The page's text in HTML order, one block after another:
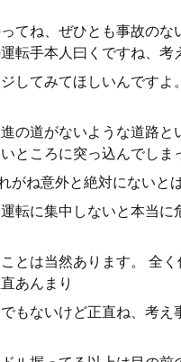
てね、ぜひとも事故の
転手本人曰くですね、考
してみてほしいんです
の道がないような道路
ところに突っ込んでしま
がね意外と絶対にないと
転に集中しないと本当
とは当然あります。 全
あんまり
もないけど正直ね、考